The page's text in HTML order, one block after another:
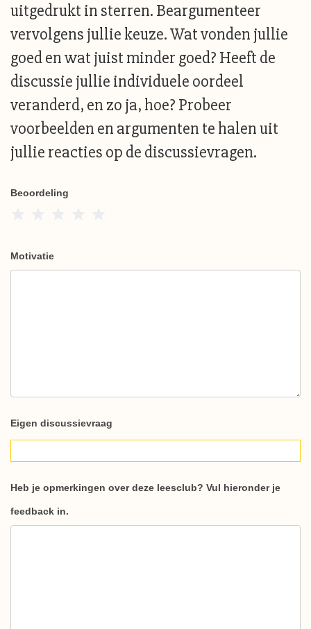
uitgedrukt in sterren. Beargumenteer
vervolgens jullie keuze. Wat vonden jullie
goed en wat juist minder goed? Heeft de
discussie jullie individuele oordeel
veranderd, en zo ja, hoe? Probeer
voorbeelden en argumenten te halen uit
jullie reacties op de discussievragen.
Beoordeling
Motivatie
Eigen discussievraag
Heb je opmerkingen over deze leesclub? Vul hieronder je
feedback in.